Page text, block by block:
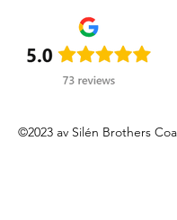
©2023 av Silén Brothers